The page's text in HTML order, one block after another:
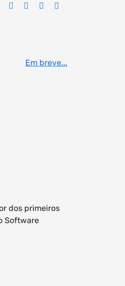
Em breve...
dos primeiros
Software